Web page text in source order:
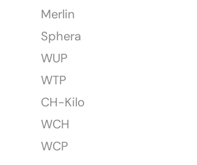
Merlin
Sphera
WUP
WTP
CH-Kilo
WCH
WCP